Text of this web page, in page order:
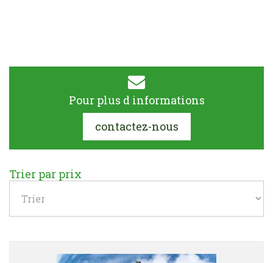
Pour plus d informations
contactez-nous
Trier par prix